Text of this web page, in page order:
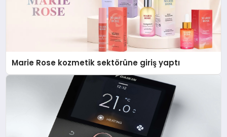
Marie Rose kozmetik sektörüne giriş yaptı